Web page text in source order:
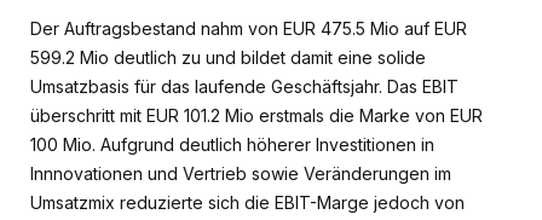
Der Auftragsbestand nahm von EUR 475.5 Mio auf EUR
599.2 Mio deutlich zu und bildet damit eine solide
Umsatzbasis für das laufende Geschäftsjahr. Das EBIT
überschritt mit EUR 101.2 Mio erstmals die Marke von EUR
100 Mio. Aufgrund deutlich höherer Investitionen in
Innnovationen und Vertrieb sowie Veränderungen im
Umsatzmix reduzierte sich die EBIT-Marge jedoch von